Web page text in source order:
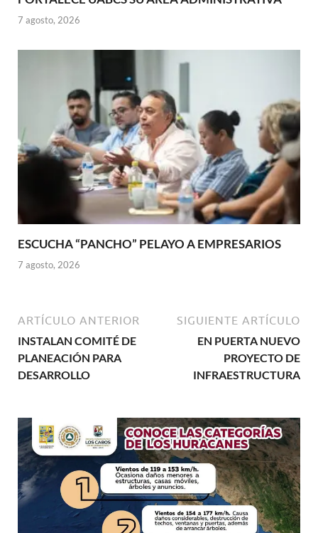
7 agosto, 2026
ESCUCHA “PANCHO” PELAYO A EMPRESARIOS
7 agosto, 2026
ARTÍCULO ANTERIOR
INSTALAN COMITÉ DE
PLANEACIÓN PARA
DESARROLLO
SIGUIENTE ARTÍCULO
EN PUERTA NUEVO
PROYECTO DE
INFRAESTRUCTURA